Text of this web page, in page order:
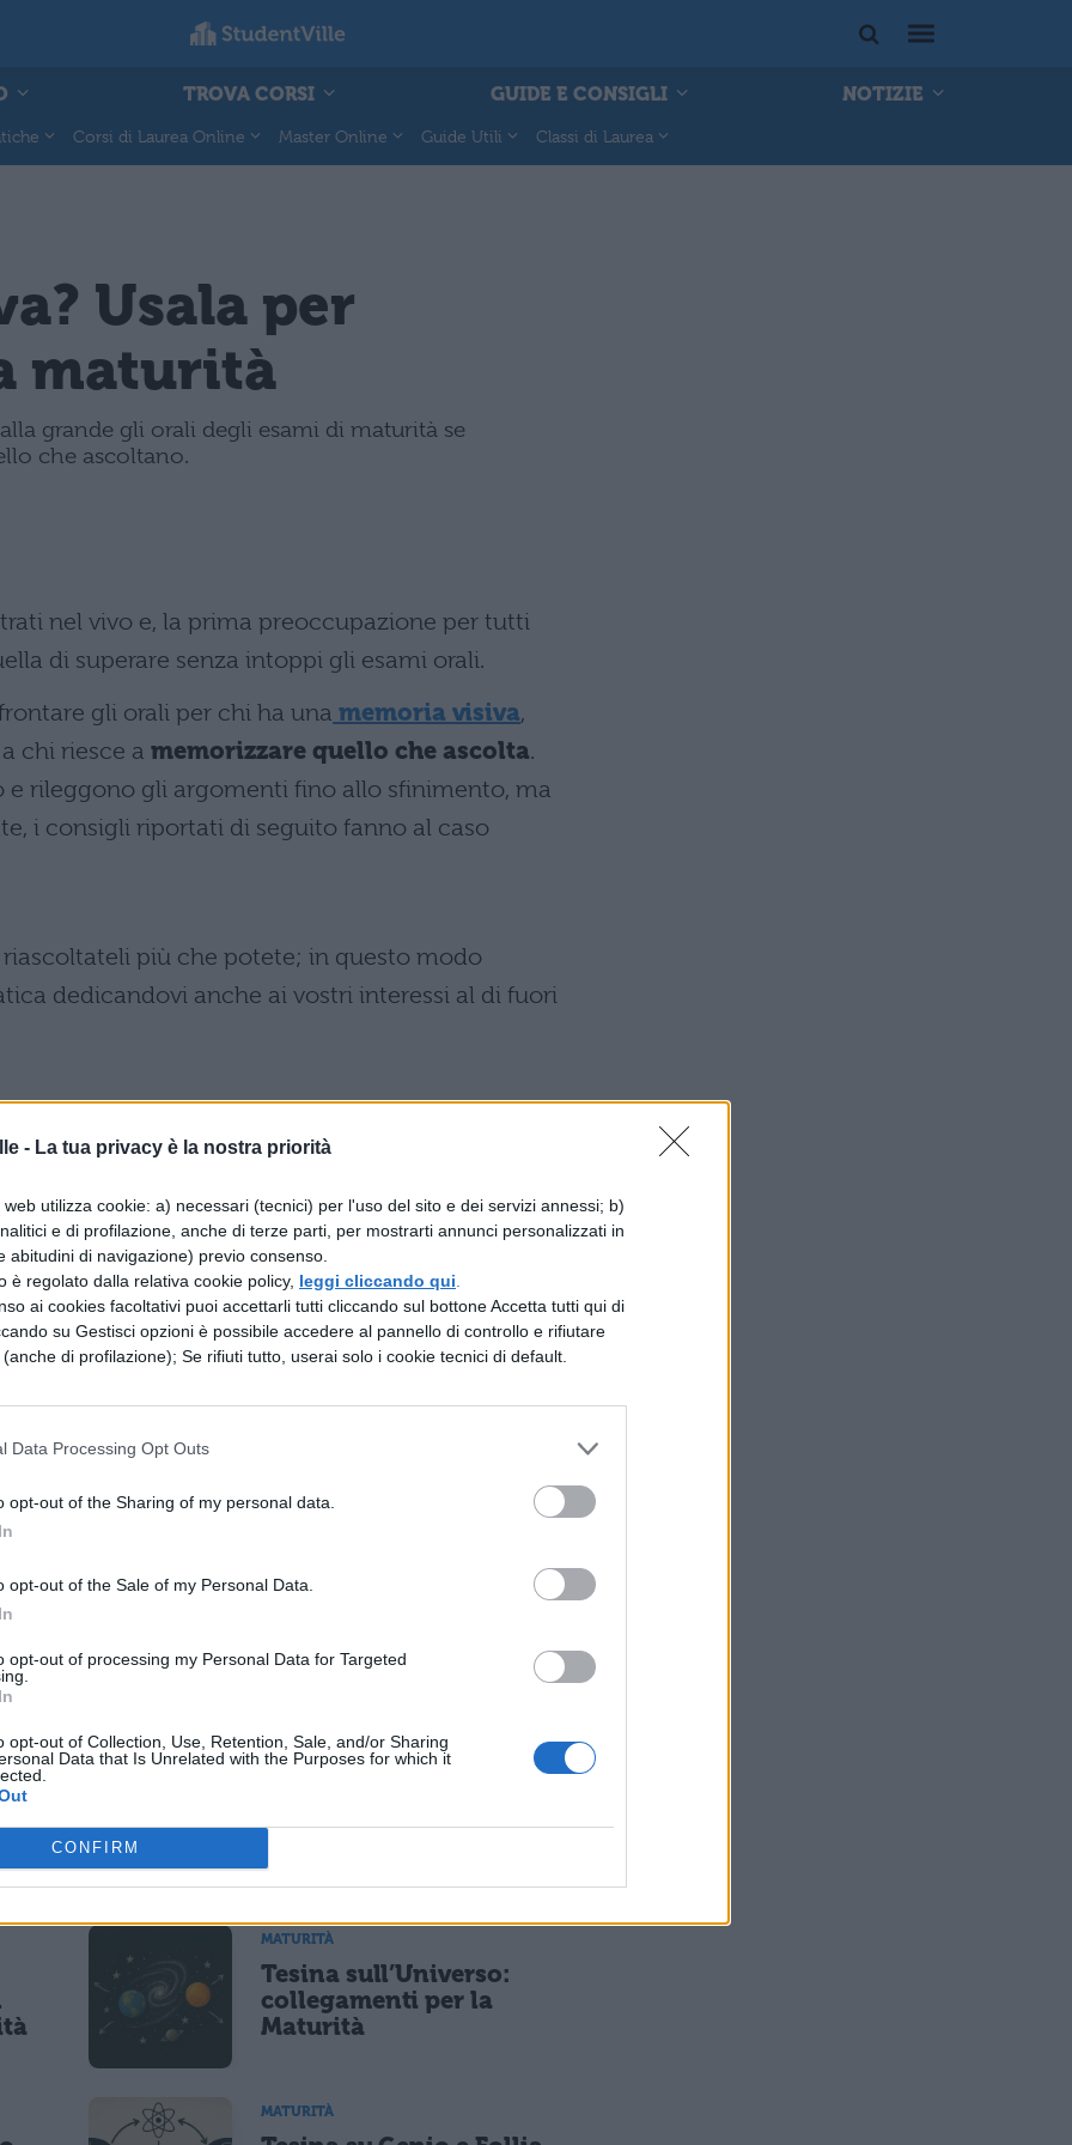
- La tua privacy è la nostra priorità
utilizza cookie: a) necessari (tecnici) per l'uso del sito e dei servizi annessi; b)
e di profilazione, anche di terze parti, per mostrarti annunci personalizzati in
abitudini di navigazione) previo consenso.
è regolato dalla relativa cookie policy, leggi cliccando qui
ai cookies facoltativi puoi accettarli tutti cliccando sul bottone Accetta tutti qui di
su Gestisci opzioni è possibile accedere al pannello di controllo e rifiutare
di profilazione); Se rifiuti tutto, userai solo i cookie tecnici di default.
Data Processing Opt Outs
opt-out of the Sharing of my personal data.
opt-out of the Sale of my Personal Data.
opt-out of processing my Personal Data for Targeted
opt-out of Collection, Use, Retention, Sale, and/or Sharing
Data that Is Unrelated with the Purposes for which it
CONFIRM
TROVA CORSI GUIDE E CONSIGLI
NOTIZIE
Corsi di Laurea Online Master Online Guide Utili Classi di Laurea
Usala per
maturità
grande gli orali degli esami di maturità se
che ascoltano.
nel vivo e, la prima preoccupazione per tutti
di superare senza intoppi gli esami orali.
gli orali per chi ha una memoria visiva,
chi riesce a memorizzare quello che ascolta.
e rileggono gli argomenti fino allo sfinimento, ma
i consigli riportati di seguito fanno al caso
più che potete; in questo modo
dedicandovi anche ai vostri interessi al di fuori
quello che ascoltano, allora studiare
il programma di studio, non può farvi che bene; il
e gestire l'esposizione degli argomenti,
possibile da ciò che lui ha studiato.
in gruppo, in modo da assimilare da ognuno
più ferrati.
poi così difficile riuscire a prepararsi
Cosa ne dite?
La tua email sarà utilizzata per comunicarti se qualcuno risponde al tuo commento e non sarà pubblicata. Dichiari di avere preso visione e di accettare quanto previsto dalla
cookie salvi i tuoi dati (nome, email) per il prossimo commento.
di marketing diretto con modalità automatizzate o tradizionali
MATURITÀ
Tesina sull’Universo:
collegamenti per la
Maturità
MATURITÀ